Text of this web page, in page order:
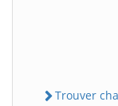
Trouver